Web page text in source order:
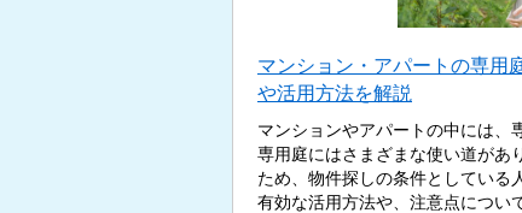
マンション・アパートの専用
や活用方法を解説
マンションやアパートの中には、
専用庭にはさまざまな使い道があ
ため、物件探しの条件としている
有効な活用方法や、注意点につい